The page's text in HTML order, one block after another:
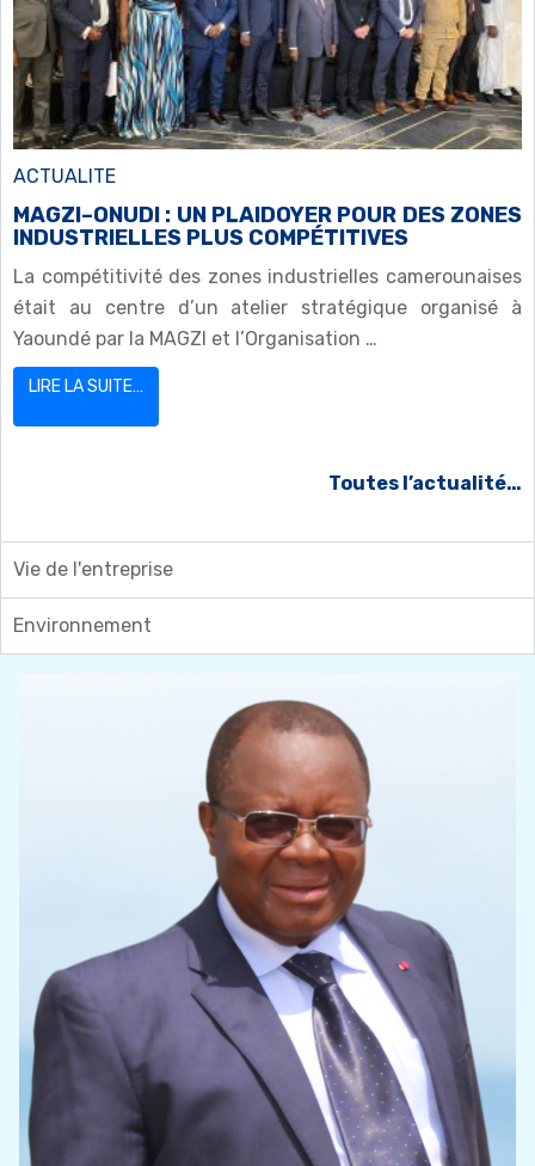
ACTUALITE
MAGZI–ONUDI : UN PLAIDOYER POUR DES ZONES
INDUSTRIELLES PLUS COMPÉTITIVES
La compétitivité des zones industrielles camerounaises
était au centre d’un atelier stratégique organisé à
Yaoundé par la MAGZI et l’Organisation …
LIRE LA SUITE…
Toutes l’actualité…
Vie de l'entreprise
Environnement